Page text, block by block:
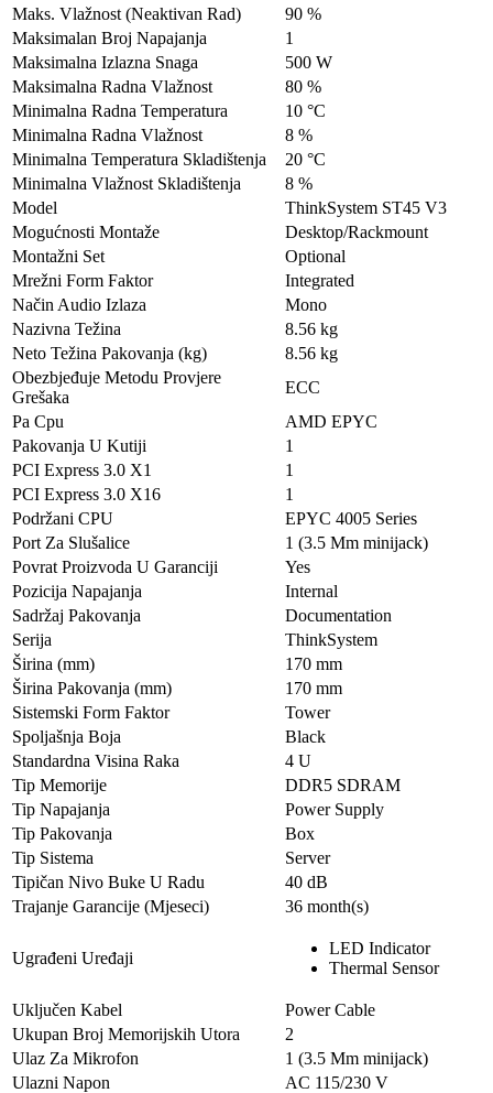
Maks. Vlažnost (Neaktivan Rad)
90 %
Maksimalan Broj Napajanja
1
Maksimalna Izlazna Snaga
500 W
Maksimalna Radna Vlažnost
80 %
Minimalna Radna Temperatura
10 °C
Minimalna Radna Vlažnost
8 %
Minimalna Temperatura Skladištenja
20 °C
Minimalna Vlažnost Skladištenja
8 %
Model
ThinkSystem ST45 V3
Mogućnosti Montaže
Desktop/Rackmount
Montažni Set
Optional
Mrežni Form Faktor
Integrated
Način Audio Izlaza
Mono
Nazivna Težina
8.56 kg
Neto Težina Pakovanja (kg)
8.56 kg
Obezbjeđuje Metodu Provjere
Grešaka
ECC
Pa Cpu
AMD EPYC
Pakovanja U Kutiji
1
PCI Express 3.0 X1
1
PCI Express 3.0 X16
1
Podržani CPU
EPYC 4005 Series
Port Za Slušalice
1 (3.5 Mm minijack)
Povrat Proizvoda U Garanciji
Yes
Pozicija Napajanja
Internal
Sadržaj Pakovanja
Documentation
Serija
ThinkSystem
Širina (mm)
170 mm
Širina Pakovanja (mm)
170 mm
Sistemski Form Faktor
Tower
Spoljašnja Boja
Black
Standardna Visina Raka
4 U
Tip Memorije
DDR5 SDRAM
Tip Napajanja
Power Supply
Tip Pakovanja
Box
Tip Sistema
Server
Tipičan Nivo Buke U Radu
40 dB
Trajanje Garancije (Mjeseci)
36 month(s)
Ugrađeni Uređaji
LED Indicator
Thermal Sensor
Uključen Kabel
Power Cable
Ukupan Broj Memorijskih Utorа
2
Ulaz Za Mikrofon
1 (3.5 Mm minijack)
Ulazni Napon
AC 115/230 V